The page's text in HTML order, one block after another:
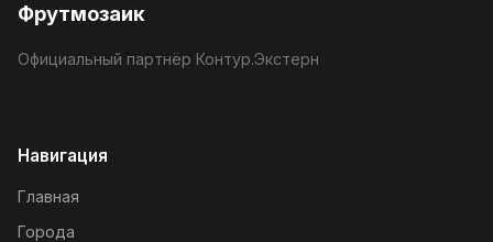
Фрутмозаик
Официальный партнёр Контур.Экстерн
Навигация
Главная
Города